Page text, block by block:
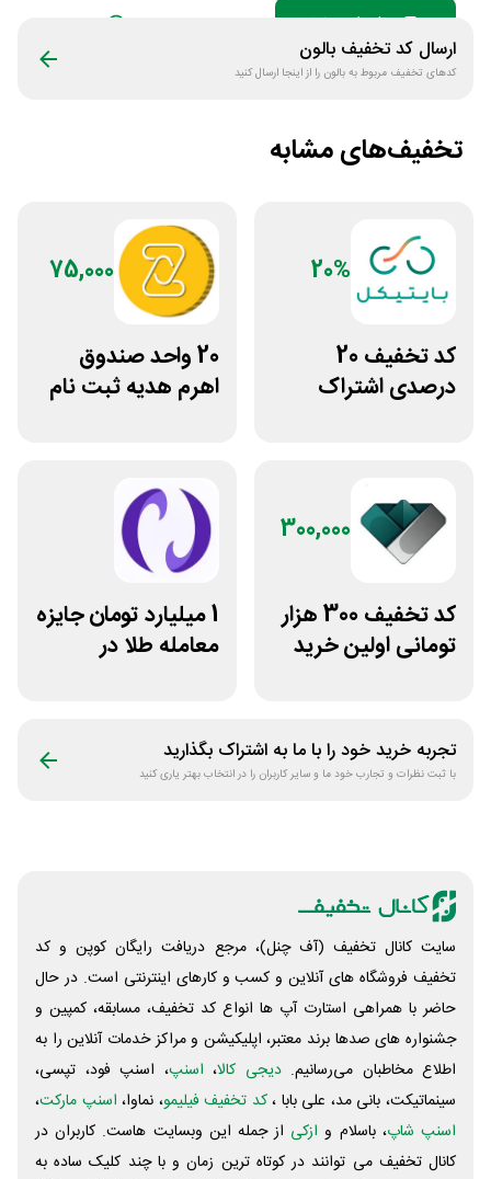
دریافت کد تخفیف
ارسال کد تخفیف بالون
کدهای تخفیف مربوط بهبالون را از اینجا ارسال کنید
تخفیف‌های مشابه
20%
کد تخفیف 20
درصدی اشتراک
75,000
20 واحد صندوق
اهرم هدیه ثبت نام
300,000
کد تخفیف 300 هزار
تومانی اولین خرید
1 میلیارد تومان جایزه
معامله طلا در
تجربه خرید خود را با ما به اشتراک بگذارید
با ثبت نظرات و تجارب خود ما و سایر کاربران را در انتخاب بهتر یاری کنید
سایت کانال تخفیف (آف چنل)، مرجع دریافت رایگان کوپن و کد
تخفیف فروشگاه های آنلاین و کسب و‌ کارهای اینترنتی است. در حال
حاضر با همراهی استارت آپ ها انواع کد تخفیف، مسابقه، کمپین و
جشنواره های صدها برند معتبر، اپلیکیشن و مراکز خدمات آنلاین را به
اطلاع مخاطبان می‌رسانیم. دیجی کالا، اسنپ، اسنپ فود، تپسی،
سینماتیکت، بانی مد، علی‌ بابا ،کد تخفیف فیلیمو، نماوا، اسنپ مارکت،
اسنپ شاپ، باسلام و ازکی از جمله این وبسایت ‌هاست. کاربران در
کانال تخفیف می توانند در کوتاه ترین زمان و با چند کلیک ساده به